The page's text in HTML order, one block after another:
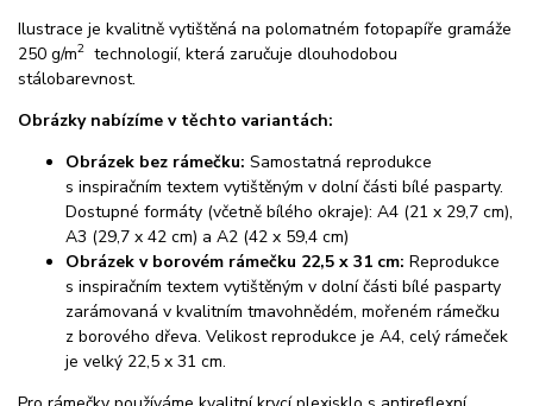
Ilustrace je kvalitně vytištěná na polomatném fotopapíře gramáže
250 g/m2 technologií, která zaručuje dlouhodobou
stálobarevnost.
Obrázky nabízíme v těchto variantách:
Obrázek bez rámečku: Samostatná reprodukce
s inspiračním textem vytištěným v dolní části bílé pasparty.
Dostupné formáty (včetně bílého okraje): A4 (21 x 29,7 cm),
A3 (29,7 x 42 cm) a A2 (42 x 59,4 cm)
Obrázek v borovém rámečku 22,5 x 31 cm: Reprodukce
s inspiračním textem vytištěným v dolní části bílé pasparty
zarámovaná v kvalitním tmavohnědém, mořeném rámečku
z borového dřeva. Velikost reprodukce je A4, celý rámeček
je velký 22,5 x 31 cm.